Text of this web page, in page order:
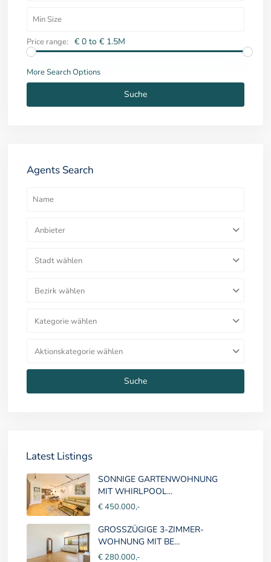
Price range: € 0 to € 1.5M
More Search Options
Suche
Agents Search
Anbieter
Stadt wählen
Bezirk wählen
Kategorie wählen
Aktionskategorie wählen
Suche
Latest Listings
SONNIGE GARTENWOHNUNG
MIT WHIRLPOOL...
€ 450.000,-
GROSSZÜGIGE 3-ZIMMER-
WOHNUNG MIT BE...
€ 280.000,-